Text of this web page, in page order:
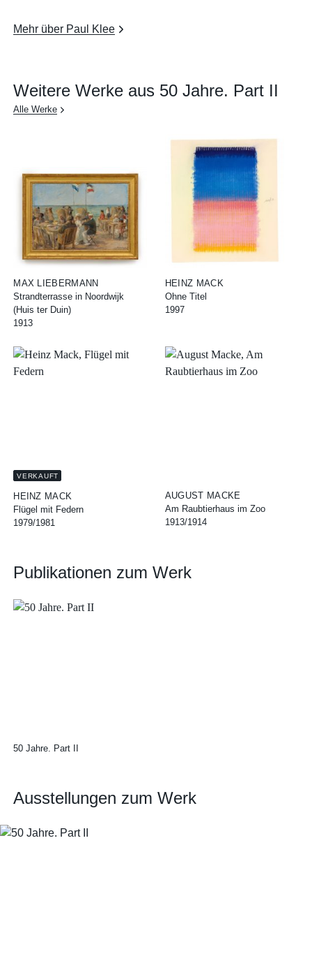
Mehr über Paul Klee
Weitere Werke aus 50 Jahre. Part II
Alle Werke
MAX LIEBERMANN
Strandterrasse in Noordwijk
(Huis ter Duin)
1913
HEINZ MACK
Ohne Titel
1997
VERKAUFT
HEINZ MACK
Flügel mit Federn
1979/1981
AUGUST MACKE
Am Raubtierhaus im Zoo
1913/1914
Publikationen zum Werk
50 Jahre. Part II
Ausstellungen zum Werk